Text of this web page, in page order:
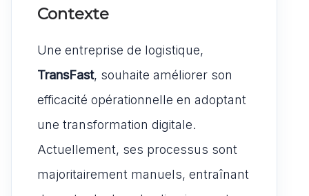
Contexte
Une entreprise de logistique,
TransFast, souhaite améliorer son
efficacité opérationnelle en adoptant
une transformation digitale.
Actuellement, ses processus sont
majoritairement manuels, entraînant